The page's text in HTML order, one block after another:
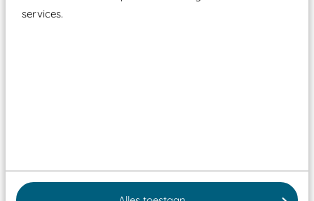
services.
moet zijn van een typekeuring, -plaatje en
Past er goed bij